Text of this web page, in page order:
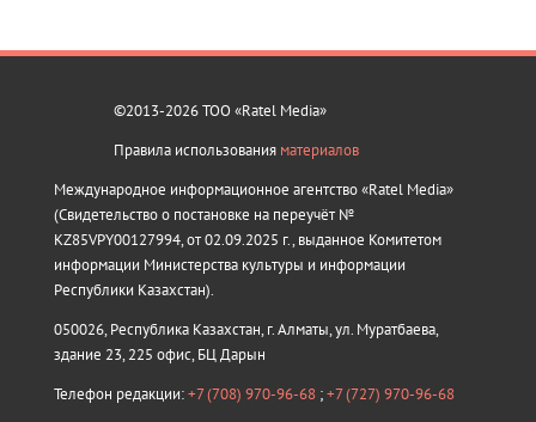
©2013-2026 ТОО «Ratel Media»
Правила использования материалов
Международное информационное агентство «Ratel Media»
(Свидетельство о постановке на переучёт №
KZ85VPY00127994, от 02.09.2025 г., выданное Комитетом
информации Министерства культуры и информации
Республики Казахстан).
050026, Республика Казахстан, г. Алматы, ул. Муратбаева,
здание 23, 225 офис, БЦ Дарын
Телефон редакции:+7 (708) 970-96-68 ;+7 (727) 970-96-68